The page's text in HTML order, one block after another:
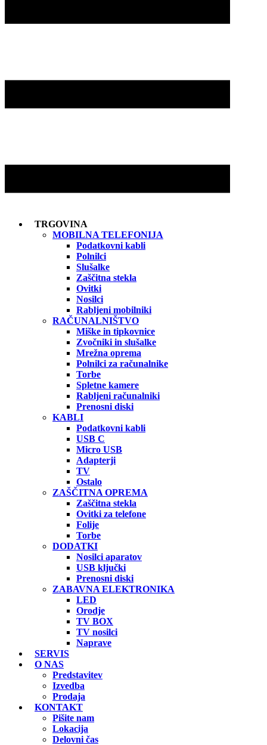
TRGOVINA
MOBILNA TELEFONIJA
Podatkovni kabli
Polnilci
Slušalke
Zaščitna stekla
Ovitki
Nosilci
Rabljeni mobilniki
RAČUNALNIŠTVO
Miške in tipkovnice
Zvočniki in slušalke
Mrežna oprema
Polnilci za računalnike
Torbe
Spletne kamere
Rabljeni računalniki
Prenosni diski
KABLI
Podatkovni kabli
USB C
Micro USB
Adapterji
TV
Ostalo
ZAŠČITNA OPREMA
Zaščitna stekla
Ovitki za telefone
Folije
Torbe
DODATKI
Nosilci aparatov
USB ključki
Prenosni diski
ZABAVNA ELEKTRONIKA
LED
Orodje
TV BOX
TV nosilci
Naprave
SERVIS
O NAS
Predstavitev
Izvedba
Prodaja
KONTAKT
Pišite nam
Lokacija
Delovni čas